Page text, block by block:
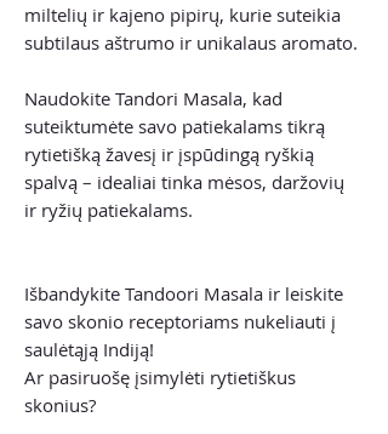
miltelių ir kajeno pipirų, kurie suteikia
subtilaus aštrumo ir unikalaus aromato.
Naudokite Tandori Masala, kad
suteiktumėte savo patiekalams tikrą
rytietišką žavesį ir įspūdingą ryškią
spalvą – idealiai tinka mėsos, daržovių
ir ryžių patiekalams.
Išbandykite Tandoori Masala ir leiskite
savo skonio receptoriams nukeliauti į
saulėtąją Indiją!
Ar pasiruošę įsimylėti rytietiškus
skonius?